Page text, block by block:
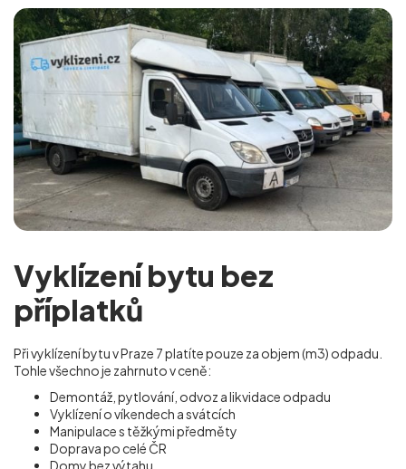
Vyklízení bytu bez
příplatků
Při vyklízení bytu v Praze 7 platíte pouze za objem (m3) odpadu.
Tohle všechno je zahrnuto v ceně:
Demontáž, pytlování, odvoz a likvidace odpadu
Vyklízení o víkendech a svátcích
Manipulace s těžkými předměty
Doprava po celé ČR
Domy bez výtahu